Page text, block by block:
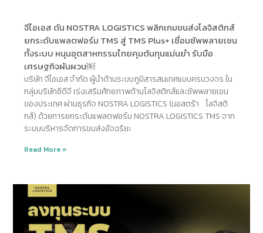
จีไอเอส ดัน NOSTRA LOGISTICS พลิกเกมขนส่งโลจิสติกส์
ยกระดับแพลตฟอร์ม TMS สู่ TMS Plus+ เชื่อมซัพพลายเชน
ทั้งระบบ หนุนอุตสาหกรรมไทยคุมต้นทุนแม่นยำ รับมือ
เศรษฐกิจผันผวน￼
บริษัท จีไอเอส จำกัด ผู้นำด้านระบบภูมิสารสนเทศแบบครบวงจร ใน
กลุ่มบริษัทซีดีจี เร่งเสริมศักยภาพด้านโลจิสติกส์และซัพพลายเชน
ของประเทศ ผ่านธุรกิจ NOSTRA LOGISTICS (นอสตร้า โลจิสติ
กส์) ด้วยการยกระดับแพลตฟอร์ม NOSTRA LOGISTICS TMS จาก
ระบบบริหารจัดการขนส่งอัจฉริยะ
Read More »